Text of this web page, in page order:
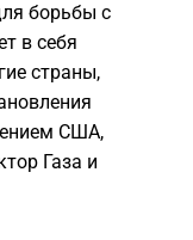
борьбы с
в себя
страны,
США,
Газа и